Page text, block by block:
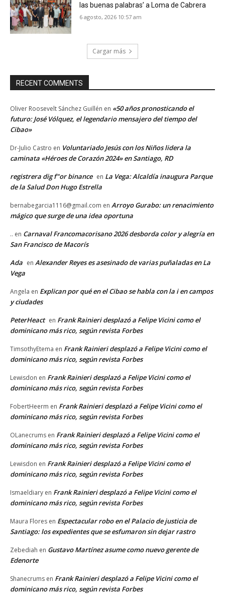
las buenas palabras’ a Loma de Cabrera
6 agosto, 2026 10:57 am
Cargar más
RECENT COMMENTS
Oliver Roosevelt Sánchez Guillén en «50 años pronosticando el
futuro: José Vólquez, el legendario mensajero del tiempo del
Cibao»
Dr-Julio Castro en Voluntariado Jesús con los Niños lidera la
caminata «Héroes de Corazón 2024» en Santiago, RD
registrera dig f"or binance en La Vega: Alcaldía inaugura Parque
de la Salud Don Hugo Estrella
bernabegarcia1116@gmail.com en Arroyo Gurabo: un renacimiento
mágico que surge de una idea oportuna
.. en Carnaval Francomacorisano 2026 desborda color y alegría en
San Francisco de Macorís
Ada en Alexander Reyes es asesinado de varias puñaladas en La
Vega
Angela en Explican por qué en el Cibao se habla con la i en campos
y ciudades
PeterHeact en Frank Rainieri desplazó a Felipe Vicini como el
dominicano más rico, según revista Forbes
TimsothyEtema en Frank Rainieri desplazó a Felipe Vicini como el
dominicano más rico, según revista Forbes
Lewisdon en Frank Rainieri desplazó a Felipe Vicini como el
dominicano más rico, según revista Forbes
FobertHeerm en Frank Rainieri desplazó a Felipe Vicini como el
dominicano más rico, según revista Forbes
OLanecrums en Frank Rainieri desplazó a Felipe Vicini como el
dominicano más rico, según revista Forbes
Lewisdon en Frank Rainieri desplazó a Felipe Vicini como el
dominicano más rico, según revista Forbes
Ismaeldiary en Frank Rainieri desplazó a Felipe Vicini como el
dominicano más rico, según revista Forbes
Maura Flores en Espectacular robo en el Palacio de justicia de
Santiago: los expedientes que se esfumaron sin dejar rastro
Zebediah en Gustavo Martínez asume como nuevo gerente de
Edenorte
Shanecrums en Frank Rainieri desplazó a Felipe Vicini como el
dominicano más rico, según revista Forbes